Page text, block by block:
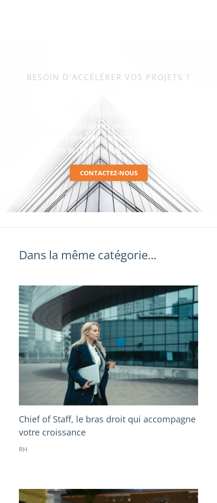
BESOIN D'ACCÉLÉRER VOS PROJETS ?
Nous accompagnons les entreprises grâce à notre
réseau de + 2 500 experts mobilisables partout en
France, au plus près des besoins de transformation,
de prévention et de sécurisation des organisations.
CONTACTEZ-NOUS
Dans la même catégorie...
Chief of Staff, le bras droit qui accompagne
votre croissance
RH